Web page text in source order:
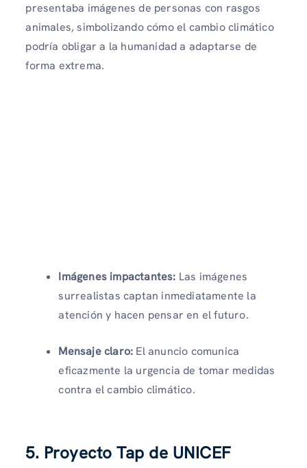
presentaba imágenes de personas con rasgos
animales, simbolizando cómo el cambio climático
podría obligar a la humanidad a adaptarse de
forma extrema.
Imágenes impactantes: Las imágenes
surrealistas captan inmediatamente la
atención y hacen pensar en el futuro.
Mensaje claro: El anuncio comunica
eficazmente la urgencia de tomar medidas
contra el cambio climático.
5. Proyecto Tap de UNICEF